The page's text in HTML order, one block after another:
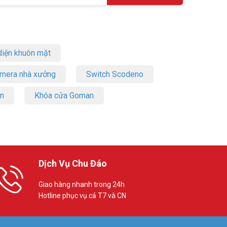
khuôn mặt
nhà xưởng Switch Scodeno
Khóa cửa Goman
Dịch Vụ Chu Đáo
Giao hàng nhanh trong 24h
Hotline phục vụ cả T7 và CN